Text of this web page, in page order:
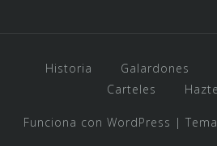
Historia Galardones
Carteles
Funciona con WordPress |